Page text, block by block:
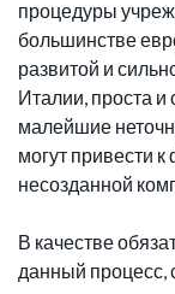
процедуры
большинстве
развитой и
Италии, проста и
малейшие
могут привести
несозданной
В качестве
данный процесс,